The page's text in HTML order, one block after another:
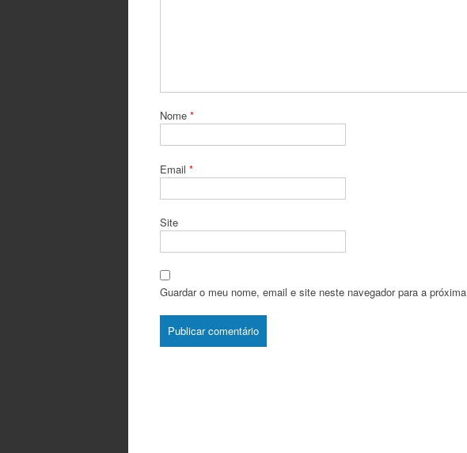
Nome *
Email *
Site
Guardar o meu nome, email e site neste navegador para a